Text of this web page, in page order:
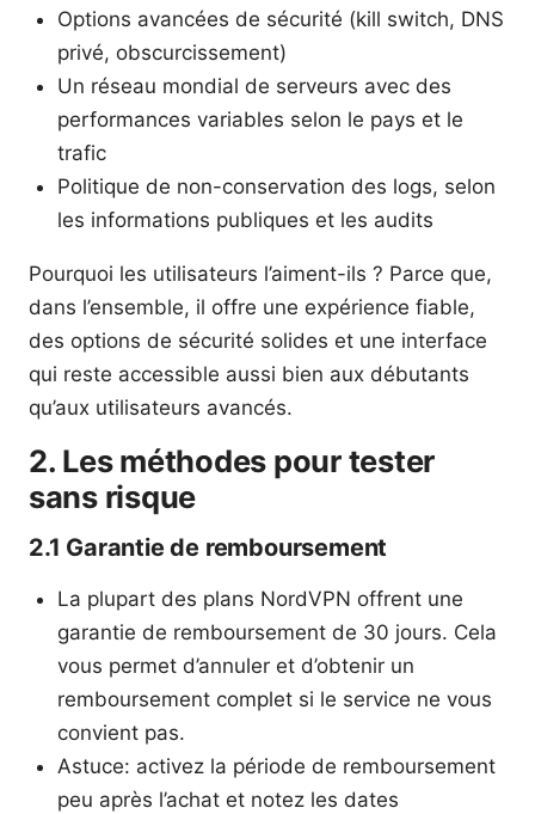
Options avancées de sécurité (kill switch, DNS
privé, obscurcissement)
Un réseau mondial de serveurs avec des
performances variables selon le pays et le
trafic
Politique de non-conservation des logs, selon
les informations publiques et les audits
Pourquoi les utilisateurs l’aiment-ils ? Parce que,
dans l’ensemble, il offre une expérience fiable,
des options de sécurité solides et une interface
qui reste accessible aussi bien aux débutants
qu’aux utilisateurs avancés.
2. Les méthodes pour tester
sans risque
2.1 Garantie de remboursement
La plupart des plans NordVPN offrent une
garantie de remboursement de 30 jours. Cela
vous permet d’annuler et d’obtenir un
remboursement complet si le service ne vous
convient pas.
Astuce: activez la période de remboursement
peu après l’achat et notez les dates